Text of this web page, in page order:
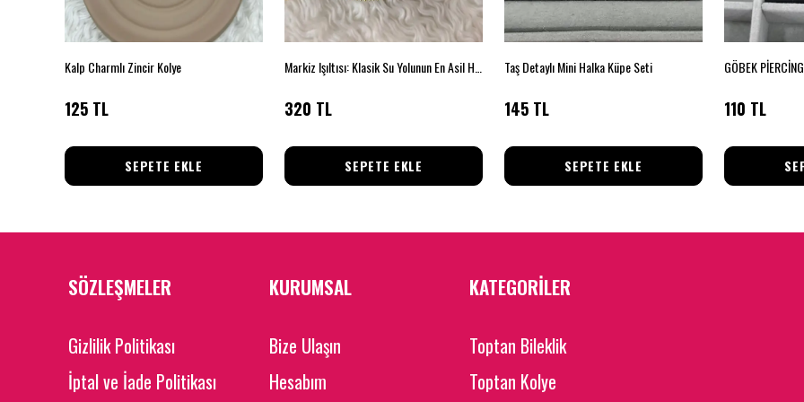
Kalp Charmlı Zincir Kolye
125 TL
SEPETE EKLE
320 TL
SEPETE EKLE
Taş Detaylı Mini Halka Küpe Seti
145 TL
SEPETE EKLE
110 TL
SÖZLEŞMELER
Gizlilik Politikası
İptal ve İade Politikası
KURUMSAL
Bize Ulaşın
Hesabım
KATEGORİLER
Toptan Bileklik
Toptan Kolye